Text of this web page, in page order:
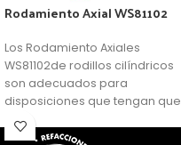
Rodamiento Axial WS81102
Los Rodamiento Axiales
WS81102de rodillos cilíndricos
son adecuados para
disposiciones que tengan que
soportar grandes cargas
axiales. Además, son